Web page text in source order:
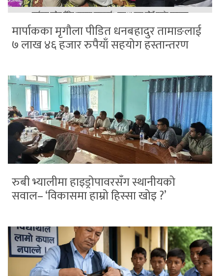
मार्पाकका मृगौला पीडित धनबहादुर तामाङलाई
७ लाख ४६ हजार रुपैयाँ सहयोग हस्तान्तरण
रुबी भ्यालीमा हाइड्रोपावरसँग स्थानीयको
सवाल– ‘विकासमा हाम्रो हिस्सा खोइ ?’